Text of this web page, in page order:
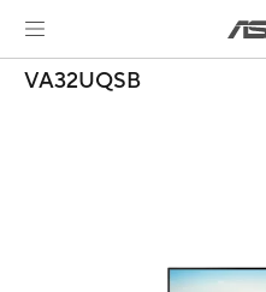
VA32UQSB